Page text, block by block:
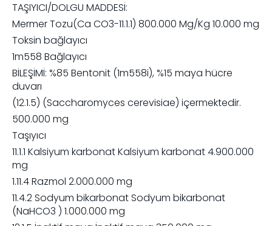
TAŞIYICI/DOLGU MADDESİ:
Mermer Tozu(Ca CO3-11.1.1) 800.000 Mg/Kg 10.000 mg
Toksin bağlayıcı
1m558 Bağlayıcı
BİLEŞİMİ: %85 Bentonit (1m558i), %15 maya hücre
duvarı
(12.1.5) (Saccharomyces cerevisiae) içermektedir.
500.000 mg
Taşıyıcı
11.1.1 Kalsiyum karbonat Kalsiyum karbonat 4.900.000
mg
1.11.4 Razmol 2.000.000 mg
11.4.2 Sodyum bikarbonat Sodyum bikarbonat
(NaHCO3 ) 1.000.000 mg